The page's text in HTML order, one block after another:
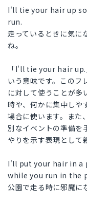
I'll tie your hair up
run.
走っているときに気に
ね。
「I'll tie your hair up.
いう意味です。このフ
に対して使うことが多
時や、何かに集中しや
場合に使います。また
別なイベントの準備を
やりを示す表現として
I'll put your hair in
while you run in the
公園で走る時に邪魔に